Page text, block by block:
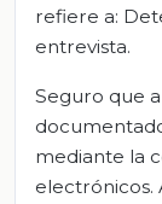
refiere a:
entrevista.
Seguro que
mediante la
electrónicos.